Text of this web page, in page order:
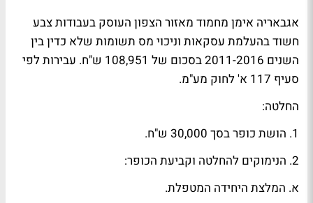
אגבאריה אימן מחמוד מאזור הצפון העוסק בעבודות צבע
חשוד בהעלמת עסקאות וניכוי מס תשומות שלא כדין בין
השנים 2011-2016 בסכום של 108,951 ש"ח. עבירות לפי
סעיף 117 א' לחוק מע"מ.
החלטה:
1. הושת כופר בסך 30,000 ש"ח.
2. הנימוקים להחלטה וקביעת הכופר:
א. המלצת היחידה המטפלת.